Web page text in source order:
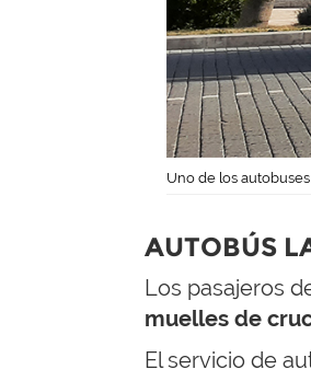
Uno de los
AUTOBÚS
Los pasajeros
muelles de
El servicio de